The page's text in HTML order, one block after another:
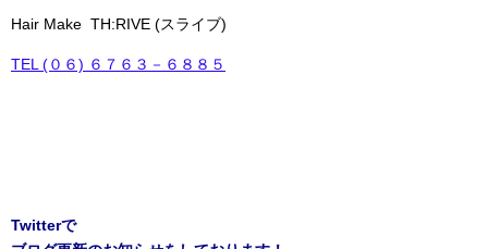
Hair Make TH:RIVE (スライブ)
TEL (０６) ６７６３－６８８５
Twitterで